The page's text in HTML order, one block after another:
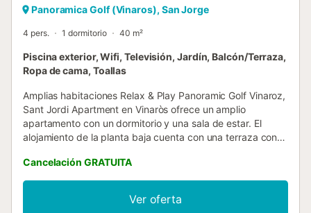
Panoramica Golf (Vinaros), San Jorge
4 pers. 1 dormitorio 40 m²
Piscina exterior, Wifi, Televisión, Jardín, Balcón/Terraza,
Ropa de cama, Toallas
Amplias habitaciones Relax & Play Panoramic Golf Vinaroz,
Sant Jordi Apartment en Vinaròs ofrece un amplio
apartamento con un dormitorio y una sala de estar. El
alojamiento de la planta baja cuenta con una terraza con
excepcionales Los huéspedes disfrutan de un gimnasio,
una terraza para tomar el sol y una piscina al aire libre
durante todo el año. Entre los servicios adicionales se
incluyen una pista de tenis, un parque infantil y conexión
Cancelación GRATUITA
Ver oferta